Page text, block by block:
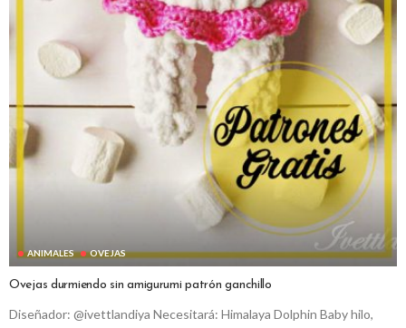
ANIMALES OVEJAS
Ovejas durmiendo sin amigurumi patrón ganchillo
Diseñador: @ivettlandiya Necesitará: Himalaya Dolphin Baby hilo,